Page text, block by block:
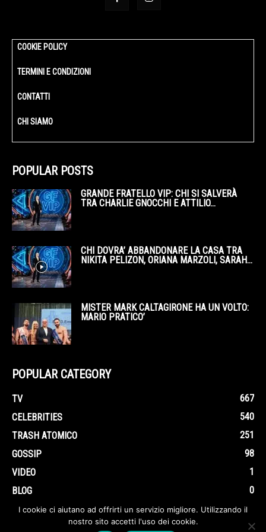
COOKIE POLICY
TERMINI E CONDIZIONI
CONTATTI
CHI SIAMO
POPULAR POSTS
GRANDE FRATELLO VIP: CHI SI SALVERÀ
TRA CHARLIE GNOCCHI E ATTILIO...
CHI DOVRA’ ABBANDONARE LA CASA TRA
NIKITA PELIZON, ORIANA MARZOLI, SARAH...
MISTER MARK CALTAGIRONE HA UN VOLTO:
MARIO PRATICO’
POPULAR CATEGORY
TV
667
CELEBRITIES
540
TRASH ATOMICO
251
GOSSIP
98
VIDEO
1
BLOG
0
I cookie ci aiutano ad offrirti un servizio migliore. Utilizzando il
nostro sito accetti l'uso dei cookie.